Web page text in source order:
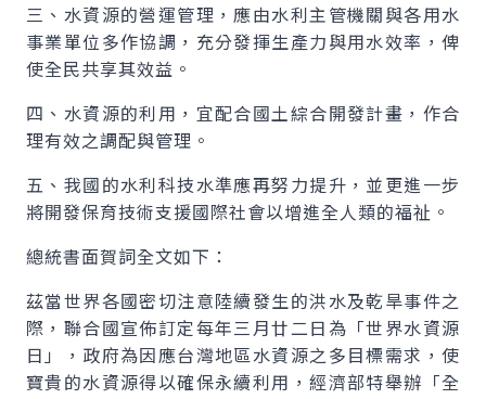
三、水資源的營運管理，應由水利主管機關與各用水
事業單位多作協調，充分發揮生產力與用水效率，俾
使全民共享其效益。
四、水資源的利用，宜配合國土綜合開發計畫，作合
理有效之調配與管理。
五、我國的水利科技水準應再努力提升，並更進一步
將開發保育技術支援國際社會以增進全人類的福祉。
總統書面賀詞全文如下：
茲當世界各國密切注意陸續發生的洪水及乾旱事件之
際，聯合國宣佈訂定每年三月廿二日為「世界水資源
日」，政府為因應台灣地區水資源之多目標需求，使
寶貴的水資源得以確保永續利用，經濟部特舉辦「全